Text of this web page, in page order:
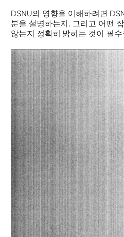
DSNU의 영향을 이해하려면
분을 설명하는지, 그리고 어떤
않는지 정확히 밝히는 것이 필